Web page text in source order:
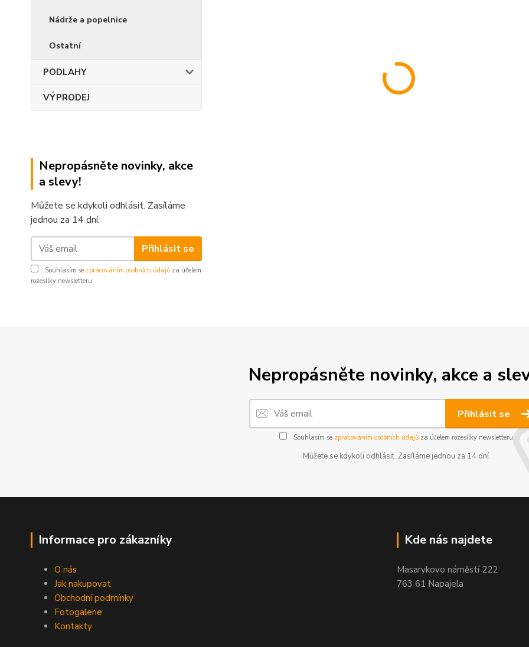
Nádrže a popelnice
Ostatní
PODLAHY
VÝPRODEJ
Nepropásněte novinky, akce
a slevy!
Můžete se kdykoli odhlásit. Zasíláme
jednou za 14 dní.
Přihlásit se
Souhlasím se zpracováním osobních údajů za účelem
rozesílky newsletteru.
Nepropásněte novinky, akce a
Přihlásit se
Souhlasím se zpracováním osobních údajůza účelem rozesílky newsletteru.
Můžete se kdykoli odhlásit. Zasíláme jednou za 14 dní.
Informace pro zákazníky
O nás
Jak nakupovat
Obchodní podmínky
Fotogalerie
Kontakty
Kde nás najdete
Masarykovo náměstí 222
763 61 Napajela